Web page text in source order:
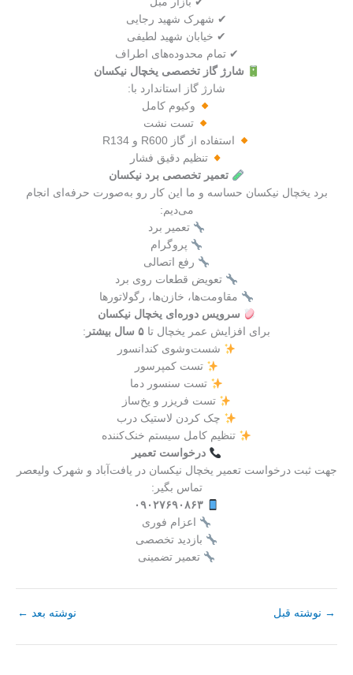
✔ شهرک شهید رجایی
✔ خیابان شهید لطیفی
✔ تمام محدوده‌های اطراف
شارژ گاز تخصصی یخچال نیکسان
شارژ گاز استاندارد با:
وکیوم کامل
تست نشت
استفاده از گاز R600 و R134
تنظیم دقیق فشار
تعمیر تخصصی برد نیکسان
برد یخچال نیکسان حساسه و ما این کار رو به‌صورت حرفه‌ای انجام
می‌دیم:
تعمیر برد
پروگرام
رفع اتصالی
تعویض قطعات روی برد
مقاومت‌ها، خازن‌ها، رگولاتورها
سرویس دوره‌ای یخچال نیکسان
برای افزایش عمر یخچال تا ۵ سال بیشتر
:
شست‌وشوی کندانسور
تست کمپرسور
تست سنسور دما
تست فریزر و یخ‌ساز
چک کردن لاستیک درب
تنظیم کامل سیستم خنک‌کننده
درخواست تعمیر
جهت ثبت درخواست تعمیر یخچال نیکسان در یافت‌آباد و شهرک ولیعصر
تماس بگیر:
۰۹۰۲۷۶۹۰۸۶۳
اعزام فوری
بازدید تخصصی
تعمیر تضمینی
→ نوشته قبل نوشته بعد ←